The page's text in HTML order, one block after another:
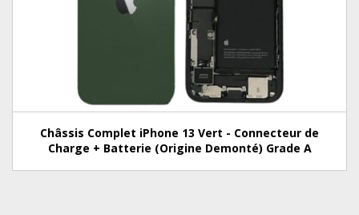
Châssis Complet iPhone 13 Vert - Connecteur de
Charge + Batterie (Origine Demonté) Grade A